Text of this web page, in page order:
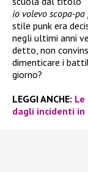
io volevo scopa-
stile punk era
negli ultimi anni
detto, non
dimenticare i
giorno?
LEGGI ANCHE:
dagli incidenti